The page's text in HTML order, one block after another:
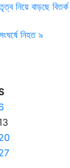
নিয়ে বাড়ছে
নিহত ৯